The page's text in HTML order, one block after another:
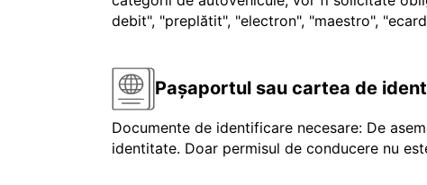
debit", "preplătit", "electron", "maestro",
Pașaportul sau cartea de
Documente de identificare necesare: De
identitate. Doar permisul de conducere nu